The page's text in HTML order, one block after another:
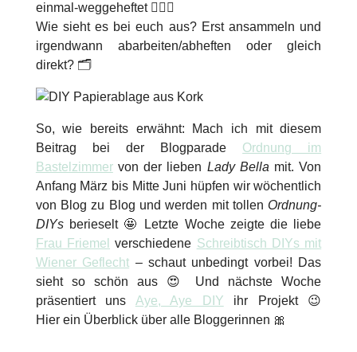
einmal-weggeheftet 💁🏻‍♀️
Wie sieht es bei euch aus? Erst ansammeln und
irgendwann abarbeiten/abheften oder gleich
direkt? 🗂
So, wie bereits erwähnt: Mach ich mit diesem
Beitrag bei der Blogparade Ordnung im
Bastelzimmervon der lieben Lady Bella mit. Von
Anfang März bis Mitte Juni hüpfen wir wöchentlich
von Blog zu Blog und werden mit tollen Ordnung-
DIYsberieselt 🤩 Letzte Woche zeigte die liebe
Frau Friemel
verschiedene Schreibtisch DIYs mit
Wiener Geflecht – schaut unbedingt vorbei! Das
sieht so schön aus 😍 Und nächste Woche
präsentiert uns Aye, Aye DIY ihr Projekt 😉
Hier ein Überblick über alle Bloggerinnen 🎀